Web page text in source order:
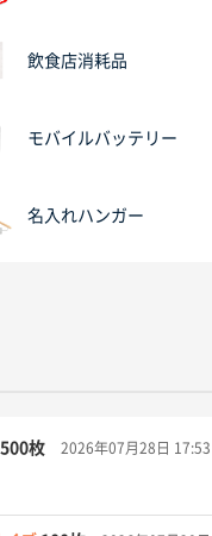
飲食店消耗品
モバイルバッテリー
名入れハンガー
500枚 2026年07月28日 17:53